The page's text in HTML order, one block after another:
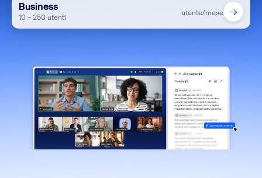
Business
10 – 250 utenti utente/mese →